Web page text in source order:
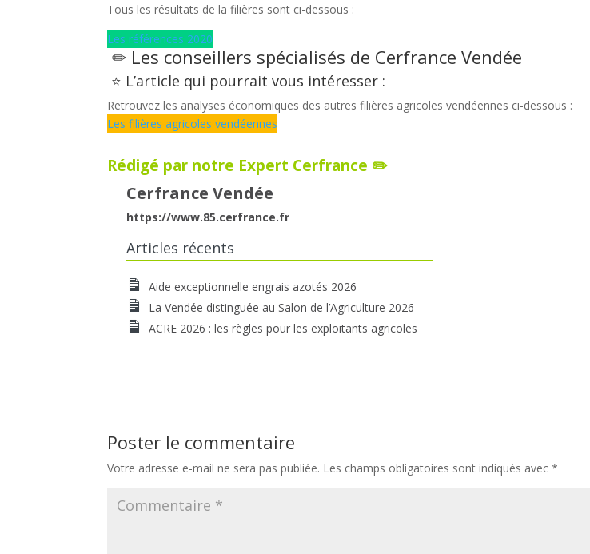
Tous les résultats de la filières sont ci-dessous :
Les références 2020
✏ Les conseillers spécialisés de Cerfrance Vendée
⭐ L’article qui pourrait vous intéresser :
Retrouvez les analyses économiques des autres filières agricoles vendéennes ci-dessous :
Les filières agricoles vendéennes
Rédigé par notre Expert Cerfrance ✏️
Cerfrance Vendée
https://www.85.cerfrance.fr
Articles récents
Aide exceptionnelle engrais azotés 2026
La Vendée distinguée au Salon de l’Agriculture 2026
ACRE 2026 : les règles pour les exploitants agricoles
Poster le commentaire
Votre adresse e-mail ne sera pas publiée. Les champs obligatoires sont indiqués avec*